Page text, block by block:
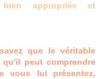
appropriée et
que le véritable
peut comprendre
vous lui présentez,